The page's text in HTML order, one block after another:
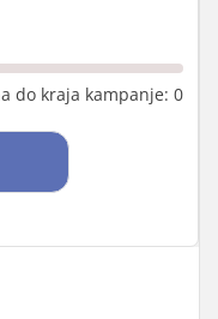
do kraja kampanje: 0